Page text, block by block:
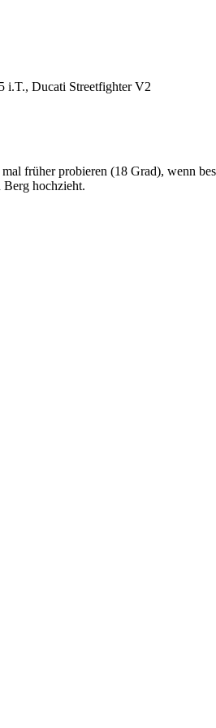
i.T., Ducati Streetfighter V2
früher probieren (18 Grad), wenn
hochzieht.